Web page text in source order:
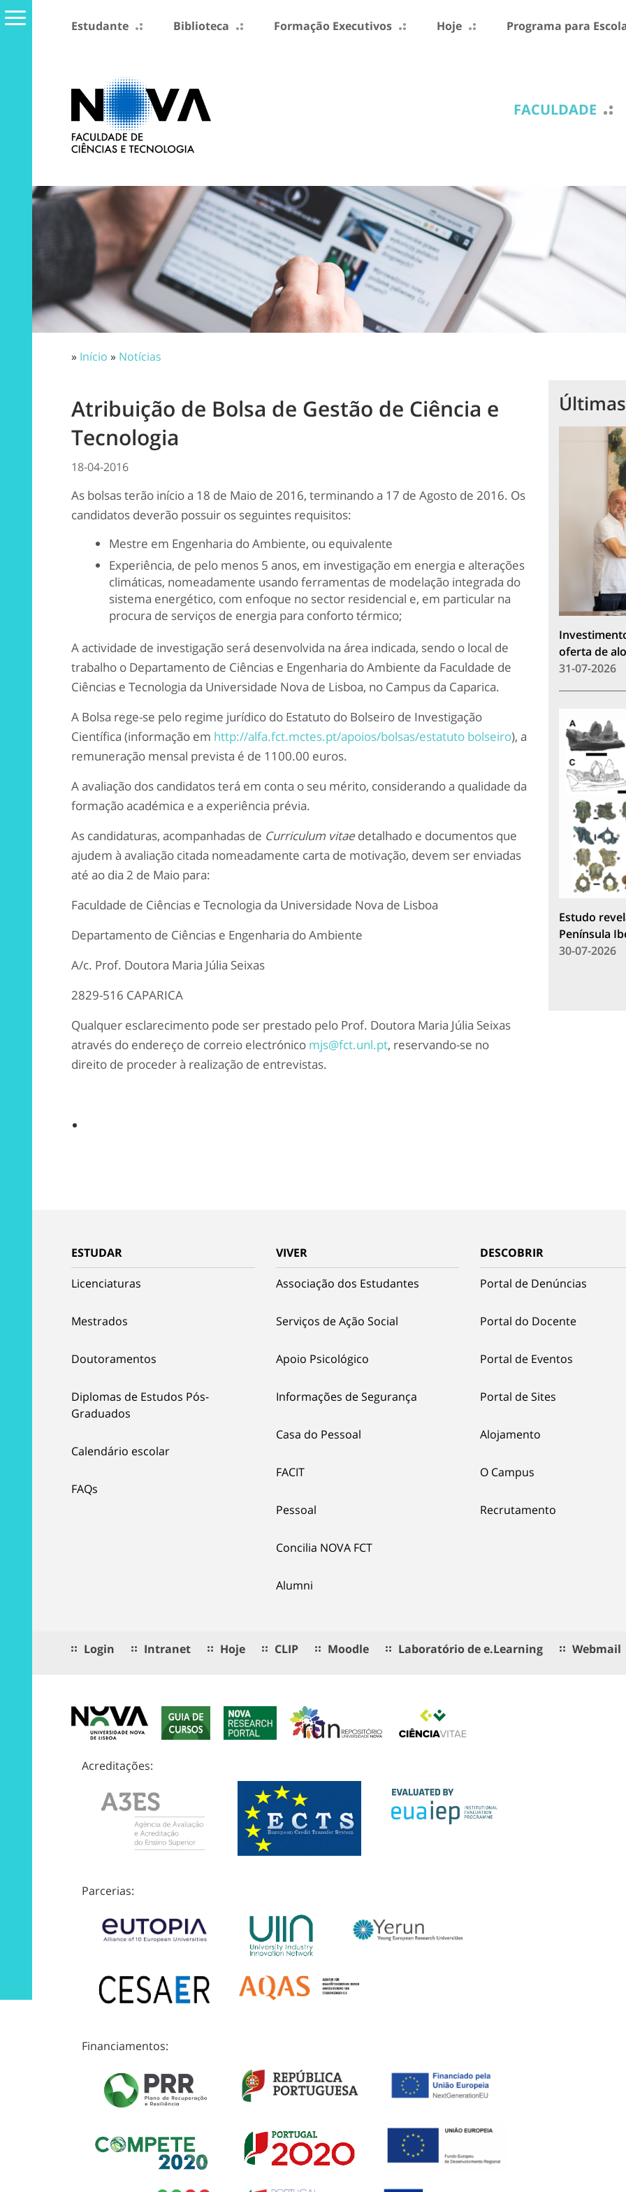
Estudante Biblioteca Formação Executivos Hoje Programa para
FACULDADE
» Início » Notícias
Atribuição de Bolsa de Gestão de Ciência e
Tecnologia
18-04-2016
As bolsas terão início a 18 de Maio de 2016, terminando a 17 de Agosto de 2016. Os
candidatos deverão possuir os seguintes requisitos:
Mestre em Engenharia do Ambiente, ou equivalente
Experiência, de pelo menos 5 anos, em investigação em energia e alterações
climáticas, nomeadamente usando ferramentas de modelação integrada do
sistema energético, com enfoque no sector residencial e, em particular na
procura de serviços de energia para conforto térmico;
A actividade de investigação será desenvolvida na área indicada, sendo o local de
trabalho o Departamento de Ciências e Engenharia do Ambiente da Faculdade de
Ciências e Tecnologia da Universidade Nova de Lisboa, no Campus da Caparica.
A Bolsa rege-se pelo regime jurídico do Estatuto do Bolseiro de Investigação
Científica (informação em http://alfa.fct.mctes.pt/apoios/bolsas/estatuto bolseiro), a
remuneração mensal prevista é de 1100.00 euros.
A avaliação dos candidatos terá em conta o seu mérito, considerando a qualidade da
formação académica e a experiência prévia.
As candidaturas, acompanhadas de Curriculum vitae detalhado e documentos que
ajudem à avaliação citada nomeadamente carta de motivação, devem ser enviadas
até ao dia 2 de Maio para:
Faculdade de Ciências e Tecnologia da Universidade Nova de Lisboa
Departamento de Ciências e Engenharia do Ambiente
A/c. Prof. Doutora Maria Júlia Seixas
2829-516 CAPARICA
Qualquer esclarecimento pode ser prestado pelo Prof. Doutora Maria Júlia Seixas
através do endereço de correio electrónico mjs@fct.unl.pt, reservando-se no
direito de proceder à realização de entrevistas.
oferta de
31-07-2026
Estudo
Península
30-07-2026
ESTUDAR
Licenciaturas
Mestrados
Doutoramentos
Diplomas de Estudos Pós-
Graduados
Calendário escolar
FAQs
VIVER
Associação dos Estudantes
Serviços de Ação Social
Apoio Psicológico
Informações de Segurança
Casa do Pessoal
FACIT
Pessoal
Concilia NOVA FCT
Alumni
DESCOBRIR
Portal de Denúncias
Portal do Docente
Portal de Eventos
Portal de Sites
Alojamento
O Campus
Recrutamento
Login Intranet Hoje CLIP Moodle Laboratório de e.Learning Webmail
Acreditações:
Parcerias:
Financiamentos: